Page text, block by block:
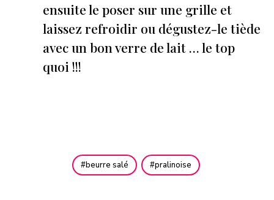
ensuite le poser sur une grille et
laissez refroidir ou dégustez-le tiède
avec un bon verre de lait … le top
quoi !!!
beurre salé pralinoise